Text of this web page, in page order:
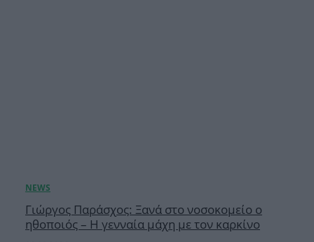
Γιώργος Παράσχος: Ξανά στο νοσοκομείο ο
ηθοποιός – Η γενναία μάχη με τον καρκίνο